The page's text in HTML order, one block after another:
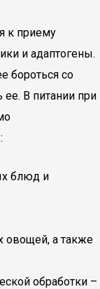
к приему
и адаптогены.
бороться со
В питании при
блюд и
овощей, а также
обработки –